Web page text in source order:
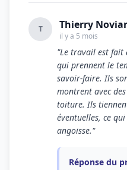
T Thierry
il y a 5 mois
"Le travail est fait
qui prennent le
savoir-faire. Ils
montrent avec
toiture. Ils
éventuelles, ce
angoisse."
Réponse du